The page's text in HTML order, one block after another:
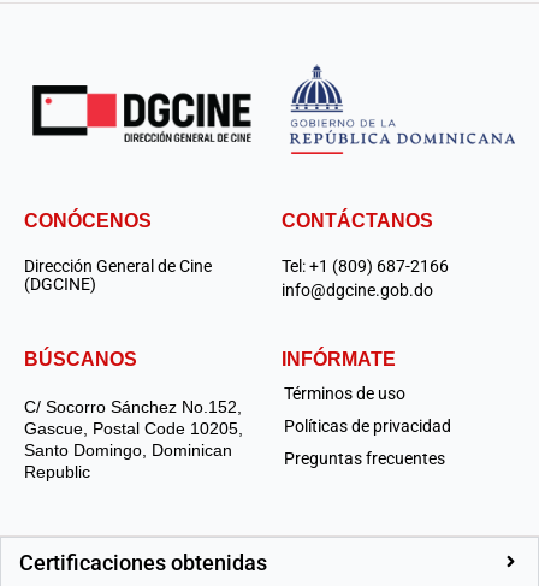
CONÓCENOS
Dirección General de Cine
(DGCINE)
CONTÁCTANOS
Tel: +1 (809) 687-2166
info@dgcine.gob.do
BÚSCANOS
C/ Socorro Sánchez No.152,
Gascue, Postal Code 10205,
Santo Domingo, Dominican
Republic
INFÓRMATE
Términos de uso
Políticas de privacidad
Preguntas frecuentes
Certificaciones obtenidas